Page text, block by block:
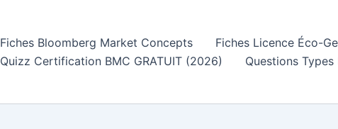
Fiches Bloomberg Market Concepts Fiches Licence Éco-
Quizz Certification BMC GRATUIT (2026)
Questions